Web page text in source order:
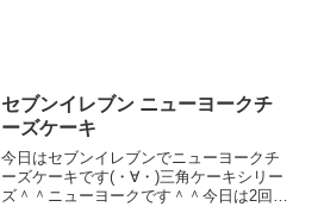
セブンイレブン ニューヨークチ
ーズケーキ
今日はセブンイレブンでニューヨークチ
ーズケーキです(・∀・)三角ケーキシリー
ズ＾＾ニューヨークです＾＾今日は2回更